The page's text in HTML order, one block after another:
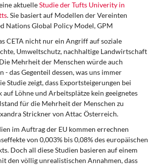
Moderne
Stiftung
aktuelleStudie der Tufts Univerity in
. Sie basiert auf Modellen der Vereinten
Nations Global Policy Model, GPM
CETA nicht nur ein Angriff auf soziale
Umweltschutz, nachhaltige Landwirtschaft
Mehrheit der Menschen würde auch
- das Gegenteil dessen, was uns immer
Studie zeigt, dass Exportsteigerungen bei
Löhne und Arbeitsplätze kein geeignetes
für die Mehrheit der Menschen zu
Strickner von Attac Österreich.
im Auftrag der EU kommen errechnen
von 0,003% bis 0,08% des europäischen
Doch all diese Studien basieren auf einem
den völlig unrealistischen Annahmen, dass